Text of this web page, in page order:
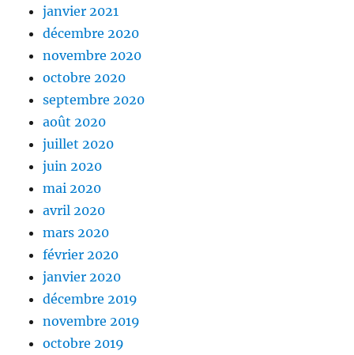
janvier 2021
décembre 2020
novembre 2020
octobre 2020
septembre 2020
août 2020
juillet 2020
juin 2020
mai 2020
avril 2020
mars 2020
février 2020
janvier 2020
décembre 2019
novembre 2019
octobre 2019